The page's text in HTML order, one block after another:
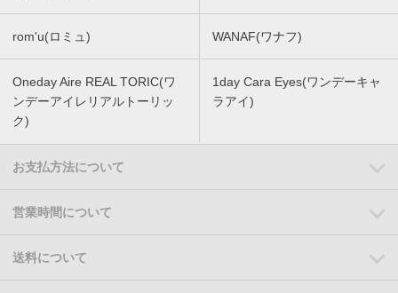
rom'u(ロミュ) WANAF(ワナフ)
Oneday Aire REAL TORIC(ワ
ンデーアイレリアルトーリッ
ク)
1day Cara Eyes(ワンデーキャ
ラアイ)
お支払方法について
営業時間について
送料について